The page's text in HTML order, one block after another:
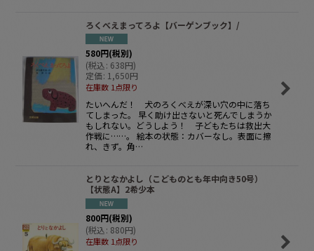
ろくべえまってろよ【バーゲンブック】/
580円(税別)
(税込: 638円)
定価: 1,650円
在庫数 1点限り
たいへんだ！ 犬のろくべえが深い穴の中に落ち
てしまった。 早く助け出さないと死んでしまうか
もしれない。どうしよう！ 子どもたちは救出大
作戦に……。 絵本の状態：カバーなし。表面に擦
れ、きず。角…
とりとなかよし（こどものとも年中向き50号）
【状態A】2希少本
800円(税別)
(税込: 880円)
在庫数 1点限り